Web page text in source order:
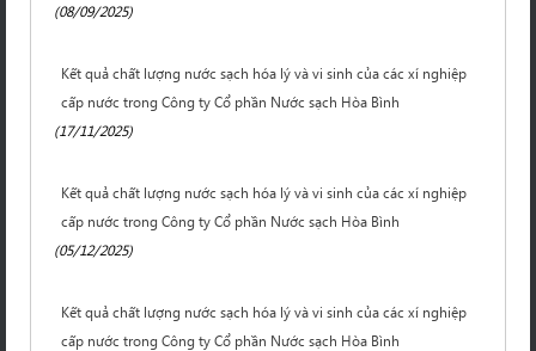
(08/09/2025)
Kết quả chất lượng nước sạch hóa lý và vi sinh của các xí nghiệp
cấp nước trong Công ty Cổ phần Nước sạch Hòa Bình
(17/11/2025)
Kết quả chất lượng nước sạch hóa lý và vi sinh của các xí nghiệp
cấp nước trong Công ty Cổ phần Nước sạch Hòa Bình
(05/12/2025)
Kết quả chất lượng nước sạch hóa lý và vi sinh của các xí nghiệp
cấp nước trong Công ty Cổ phần Nước sạch Hòa Bình